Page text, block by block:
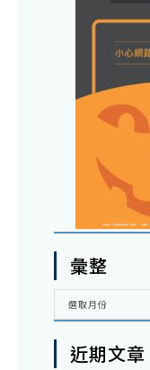
彙整
彙
選取月份
近期文章